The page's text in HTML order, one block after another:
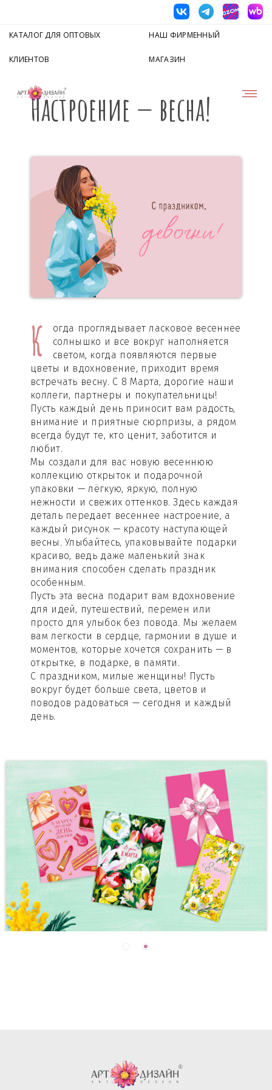
КАТАЛОГ ДЛЯ ОПТОВЫХ
КЛИЕНТОВ
НАШ ФИРМЕННЫЙ
МАГАЗИН
Настроение — весна!
К
огда проглядывает ласковое весеннее
солнышко и все вокруг наполняется
светом, когда появляются первые
цветы и вдохновение, приходит время
встречать весну. С 8 Марта, дорогие наши
коллеги, партнеры и покупательницы!
Пусть каждый день приносит вам радость,
внимание и приятные сюрпризы, а рядом
всегда будут те, кто ценит, заботится и
любит.
Мы создали для вас новую весеннюю
коллекцию открыток и подарочной
упаковки — лёгкую, яркую, полную
нежности и свежих оттенков. Здесь каждая
деталь передает весеннее настроение, а
каждый рисунок — красоту наступающей
весны. Улыбайтесь, упаковывайте подарки
красиво, ведь даже маленький знак
внимания способен сделать праздник
особенным.
Пусть эта весна подарит вам вдохновение
для идей, путешествий, перемен или
просто для улыбок без повода. Мы желаем
вам легкости в сердце, гармонии в душе и
моментов, которые хочется сохранить — в
открытке, в подарке, в памяти.
С праздником, милые женщины! Пусть
вокруг будет больше света, цветов и
поводов радоваться — сегодня и каждый
день.